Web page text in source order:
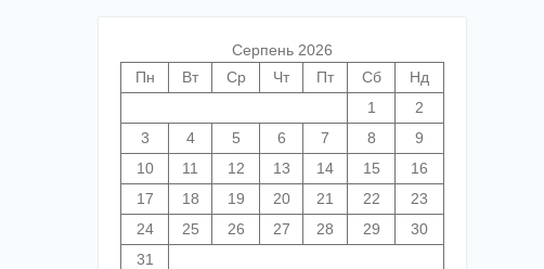
Серпень 2026
Пн
Вт Ср Чт Пт Сб
Нд
1
2
3
4 5 6 7 8
9
10
11 12 13 14 15
16
17
18 19 20 21 22
23
24
25 26 27 28 29
30
31